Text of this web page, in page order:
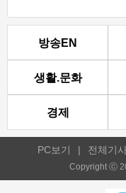
방송EN
생활.문화
경제
PC보기 | 전체기
Copyright ⓒ